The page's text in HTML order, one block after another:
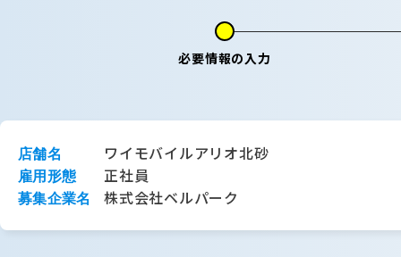
必要情報の入力
店舗名 ワイモバイルアリオ北砂
雇用形態 正社員
募集企業名 株式会社ベルパーク